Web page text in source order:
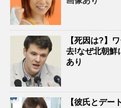
【死因は?】
去!なぜ北朝鮮
あり
【彼氏とデー